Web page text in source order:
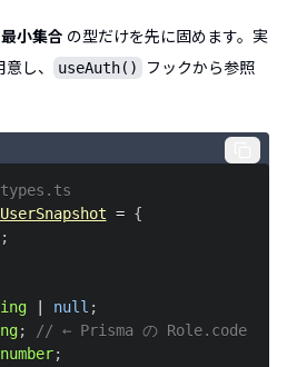
小集合 の型だけを先に固めます。実
し、 useAuth()
フックから参照
= {
;
null ;
;
// ← Prisma の Role.code に一
number;